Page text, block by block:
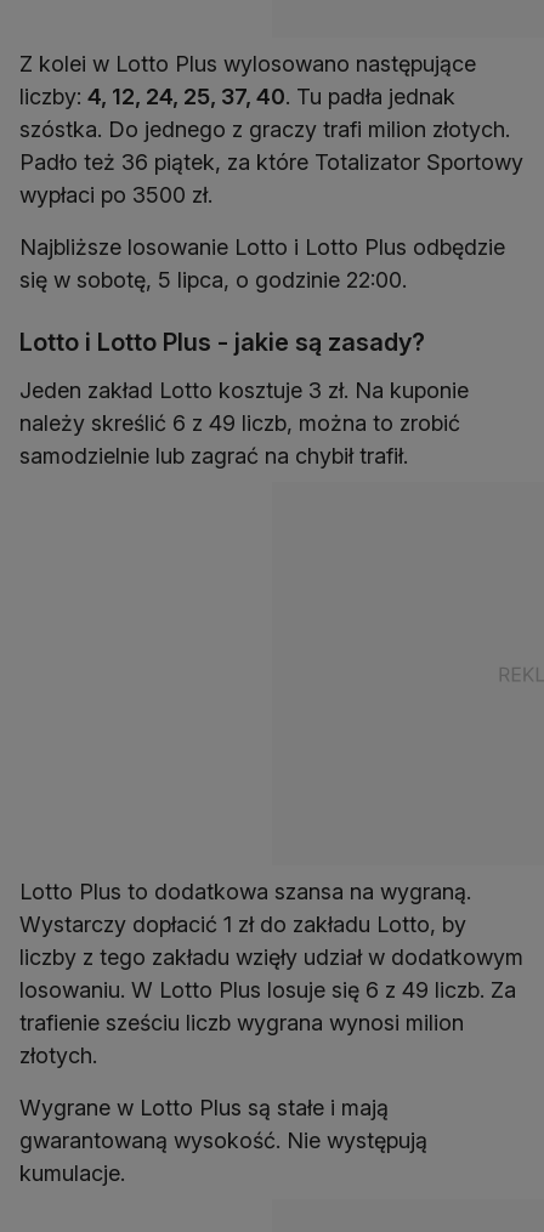
Z kolei w Lotto Plus wylosowano następujące
liczby: 4, 12, 24, 25, 37, 40. Tu padła jednak
szóstka. Do jednego z graczy trafi milion złotych.
Padło też 36 piątek, za które Totalizator Sportowy
wypłaci po 3500 zł.
Najbliższe losowanie Lotto i Lotto Plus odbędzie
się w sobotę, 5 lipca, o godzinie 22:00.
Lotto i Lotto Plus - jakie są zasady?
Jeden zakład Lotto kosztuje 3 zł. Na kuponie
należy skreślić 6 z 49 liczb, można to zrobić
samodzielnie lub zagrać na chybił trafił.
Lotto Plus to dodatkowa szansa na wygraną.
Wystarczy dopłacić 1 zł do zakładu Lotto, by
liczby z tego zakładu wzięły udział w dodatkowym
losowaniu. W Lotto Plus losuje się 6 z 49 liczb. Za
trafienie sześciu liczb wygrana wynosi milion
Wygrane w Lotto Plus są stałe i mają
gwarantowaną wysokość. Nie występują
kumulacje.